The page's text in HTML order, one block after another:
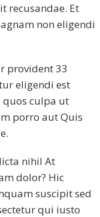
recusandae. Et
non eligendi
provident 33
eligendi est
culpa ut
porro aut Quis
nihil At
dolor? Hic
suscipit sed
qui iusto